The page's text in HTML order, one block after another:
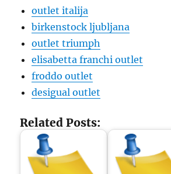
outlet italija
birkenstock ljubljana
outlet triumph
elisabetta franchi outlet
froddo outlet
desigual outlet
Related Posts: